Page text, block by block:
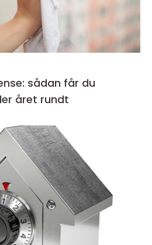
sådan får du
året rundt